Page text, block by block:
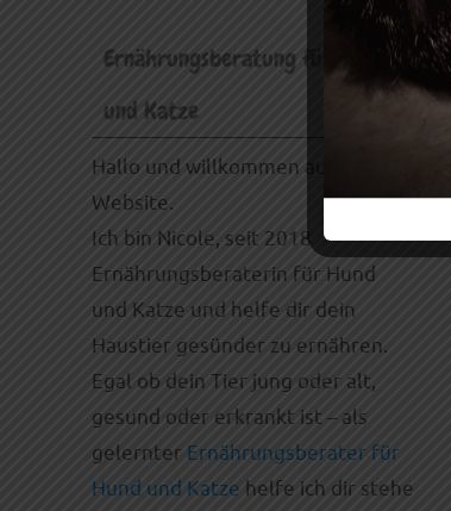
Ernährungsberatung für Hund
und Katze
Hallo und willkommen auf meiner
Website.
Ich bin Nicole, seit 2018
Ernährungsberaterin für Hund
und Katze und helfe dir dein
Haustier gesünder zu ernähren.
Egal ob dein Tier jung oder alt,
gesund oder erkrankt ist – als
gelernter Ernährungsberater für
Hund und Katze helfe ich dir stehe